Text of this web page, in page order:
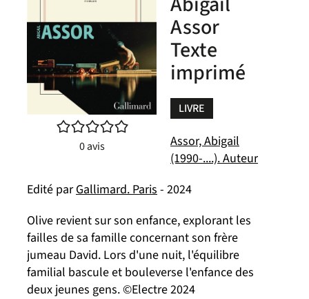
/5
0avis
Assor
Texte
imprimé
LIVRE
Assor, Abigail
(1990-....). Auteur
Edité parGallimard. Paris- 2024
Olive revient sur son enfance, explorant les
failles de sa famille concernant son frère
jumeau David. Lors d'une nuit, l'équilibre
familial bascule et bouleverse l'enfance des
deux jeunes gens. ©Electre 2024